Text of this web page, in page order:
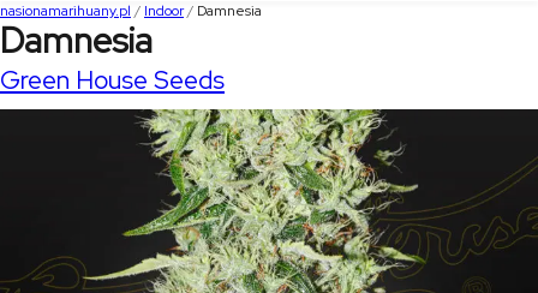
nasionamarihuany.pl / Indoor/ Damnesia
Damnesia
Green House Seeds